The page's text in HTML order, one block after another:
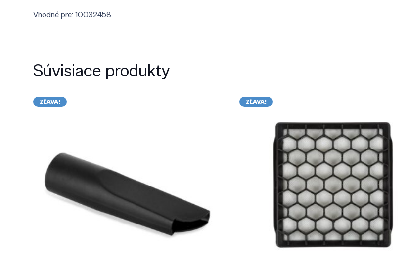
Vhodné pre: 10032458.
Súvisiace produkty
ZĽAVA! ZĽAVA!